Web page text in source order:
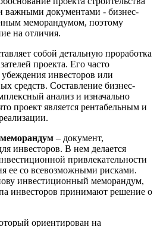
важными документами - бизнес-
меморандумом, поэтому
на отличия.
собой детальную проработка
проекта. Его часто
инвесторов или
средств. Составление бизнес-
анализ и изначально
проект является рентабельным и
– документ,
инвесторов. В нем делается
привлекательности
ее со всевозможными рисками.
инвестиционный меморандум,
инвесторов принимают решение о
ориентирован на